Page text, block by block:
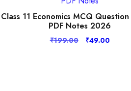
Class 11 Economics MCQ
PDF Notes 2026
₹199.00
Original
₹49.00Current